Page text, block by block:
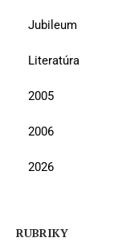
Jubileum
Literatúra
2005
2006
2026
RUBRIKY